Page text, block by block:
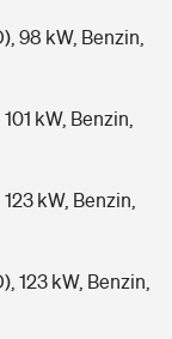
98 kW, Benzin,
kW, Benzin,
kW, Benzin,
123 kW, Benzin,